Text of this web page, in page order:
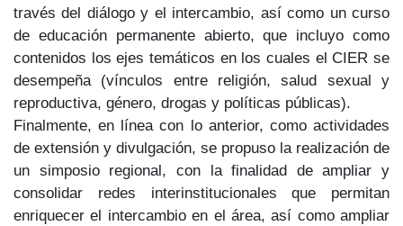
través del diálogo y el intercambio, así como un curso
de educación permanente abierto, que incluyo como
contenidos los ejes temáticos en los cuales el CIER se
desempeña (vínculos entre religión, salud sexual y
reproductiva, género, drogas y políticas públicas).
Finalmente, en línea con lo anterior, como actividades
de extensión y divulgación, se propuso la realización de
un simposio regional, con la finalidad de ampliar y
consolidar redes interinstitucionales que permitan
enriquecer el intercambio en el área, así como ampliar